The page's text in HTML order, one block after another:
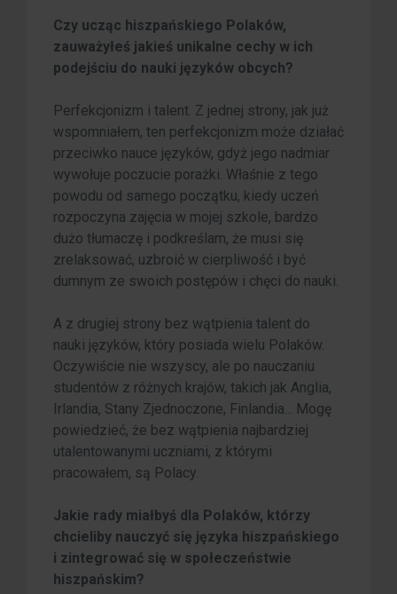
Czy ucząc hiszpańskiego Polaków,
zauważyłeś jakieś unikalne cechy w ich
podejściu do nauki języków obcych?
Perfekcjonizm i talent. Z jednej strony, jak już
wspomniałem, ten perfekcjonizm może działać
przeciwko nauce języków, gdyż jego nadmiar
wywołuje poczucie porażki. Właśnie z tego
powodu od samego początku, kiedy uczeń
rozpoczyna zajęcia w mojej szkole, bardzo
dużo tłumaczę i podkreślam, że musi się
zrelaksować, uzbroić w cierpliwość i być
dumnym ze swoich postępów i chęci do nauki.
A z drugiej strony bez wątpienia talent do
nauki języków, który posiada wielu Polaków.
Oczywiście nie wszyscy, ale po nauczaniu
studentów z różnych krajów, takich jak Anglia,
Irlandia, Stany Zjednoczone, Finlandia... Mogę
powiedzieć, że bez wątpienia najbardziej
utalentowanymi uczniami, z którymi
pracowałem, są Polacy.
Jakie rady miałbyś dla Polaków, którzy
chcieliby nauczyć się języka hiszpańskiego
i zintegrować się w społeczeństwie
hiszpańskim?